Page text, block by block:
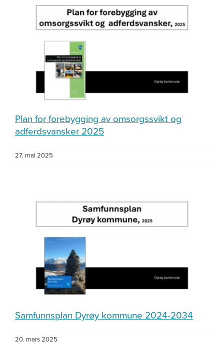
Plan for forebygging av omsorgssvikt og
adferdsvansker 2025
27. mai 2025
Samfunnsplan Dyrøy kommune 2024-2034
20. mars 2025